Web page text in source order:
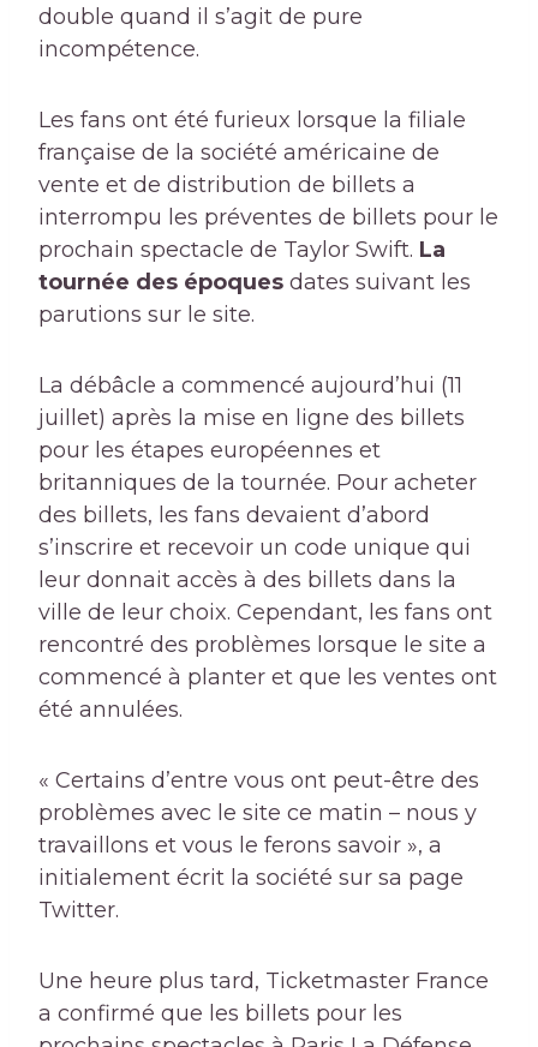
double quand il s’agit de pure
incompétence.
Les fans ont été furieux lorsque la filiale
française de la société américaine de
vente et de distribution de billets a
interrompu les préventes de billets pour le
prochain spectacle de Taylor Swift. La
tournée des époques dates suivant les
parutions sur le site.
La débâcle a commencé aujourd’hui (11
juillet) après la mise en ligne des billets
pour les étapes européennes et
britanniques de la tournée. Pour acheter
des billets, les fans devaient d’abord
s’inscrire et recevoir un code unique qui
leur donnait accès à des billets dans la
ville de leur choix. Cependant, les fans ont
rencontré des problèmes lorsque le site a
commencé à planter et que les ventes ont
été annulées.
« Certains d’entre vous ont peut-être des
problèmes avec le site ce matin – nous y
travaillons et vous le ferons savoir », a
initialement écrit la société sur sa page
Twitter.
Une heure plus tard, Ticketmaster France
a confirmé que les billets pour les